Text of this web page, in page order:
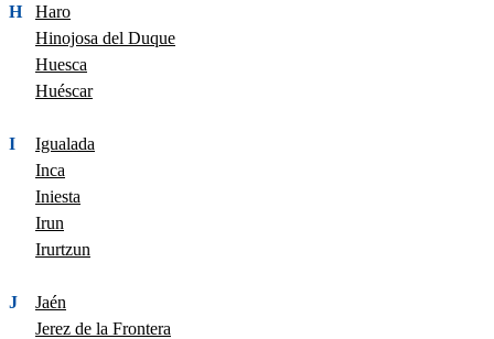
H
Haro
Hinojosa del Duque
Huesca
Huéscar
I
Igualada
Inca
Iniesta
Irun
Irurtzun
J
Jaén
Jerez de la Frontera